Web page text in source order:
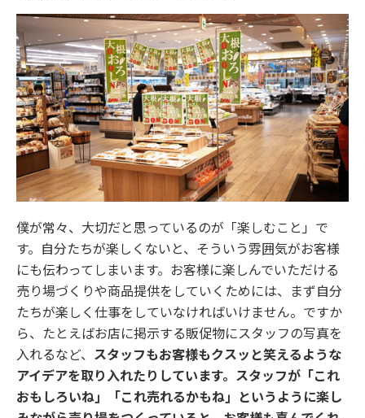
僕が常々、大切だと思っているのが「楽しむこと」で
す。自分たちが楽しくないと、そういう雰囲気がお客様
にも伝わってしまいます。お客様に楽しんでいただける
売り場づくりや商品提供をしていくためには、まず自分
たちが楽しく仕事をしていなければいけません。ですか
ら、たとえばお店に掲示する販促物にスタッフの写真を
入れるなど、 スタッフもお客様もクスッと笑えるような
アイデアを取り入れたりしています。スタッフが「これ
おもしろいね」「これ売れるかもね」というように楽し